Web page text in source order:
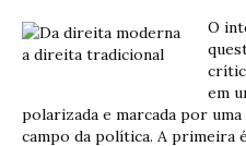
O
em
polarizada e marcada por
campo da política. A primeira